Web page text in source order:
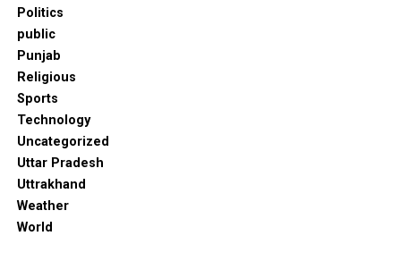
Politics
public
Punjab
Religious
Sports
Technology
Uncategorized
Uttar Pradesh
Uttrakhand
Weather
World